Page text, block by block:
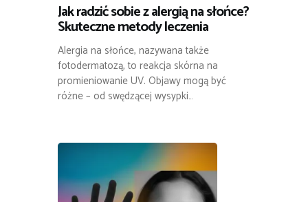
Jak radzić sobie z alergią na słońce?
Skuteczne metody leczenia
Alergia na słońce, nazywana także
fotodermatozą, to reakcja skórna na
promieniowanie UV. Objawy mogą być
różne – od swędzącej wysypki…